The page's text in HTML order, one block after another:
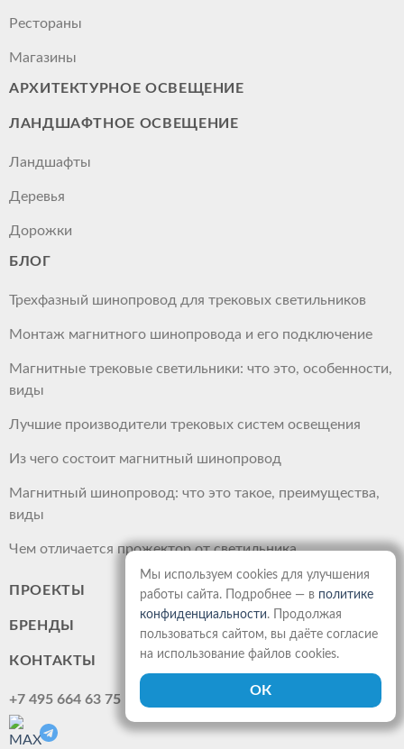
Рестораны
Магазины
АРХИТЕКТУРНОЕ ОСВЕЩЕНИЕ
ЛАНДШАФТНОЕ ОСВЕЩЕНИЕ
Ландшафты
Деревья
Дорожки
БЛОГ
Трехфазный шинопровод для трековых светильников
Монтаж магнитного шинопровода и его подключение
Магнитные трековые светильники: что это, особенности,
виды
Лучшие производители трековых систем освещения
Из чего состоит магнитный шинопровод
Магнитный шинопровод: что это такое, преимущества,
виды
Чем отличается прожектор от светильника
ПРОЕКТЫ
БРЕНДЫ
КОНТАКТЫ
+7 495 664 63 75
Мы используем cookies для улучшения
работы сайта. Подробнее — в политике
конфиденциальности. Продолжая
пользоваться сайтом, вы даёте согласие
на использование файлов cookies.